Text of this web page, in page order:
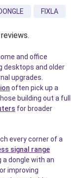
FIXLA
and office
desktops and older
upgrades.
often pick up a
building out a full
for broader
every corner of a
signal range
a dongle with an
improving